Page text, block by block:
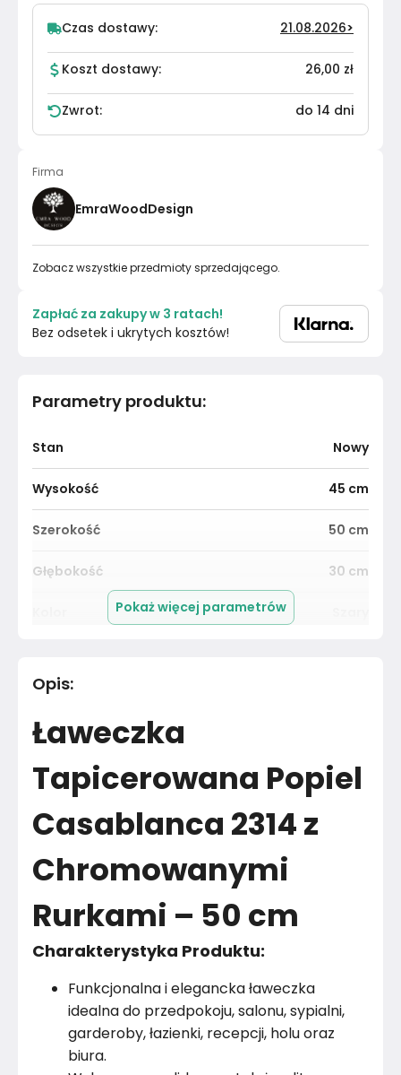
Parametry produktu:
Stan Nowy
Wysokość 45 cm
Szerokość 50 cm
Głębokość 30 cm
Kolor tkaniny
Kolor stelaża
Rodzaj tkaniny Welur
Rurki Chromowane
Wariant tkaniny Casablanca 2314
Materiał
Kolor
Rodzaj tkaniny
Emra Wood Design
Montaż
Pokaż więcej parametrów
Opis:
Ławeczka
Tapicerowana Popiel
Casablanca 2314 z
Chromowanymi
Rurkami – 50 cm
Charakterystyka Produktu:
Funkcjonalna i elegancka ławeczka
idealna do przedpokoju, salonu, sypialni,
garderoby, łazienki, recepcji, holu oraz
biura.
Czas dostawy: 21.08.2026>
Koszt dostawy: 26,00 zł
Zwrot: do 14 dni
Firma
EmraWoodDesign
Zobacz wszystkie przedmioty sprzedającego.
Zapłać za zakupy w 3 ratach!
Bez odsetek i ukrytych kosztów!